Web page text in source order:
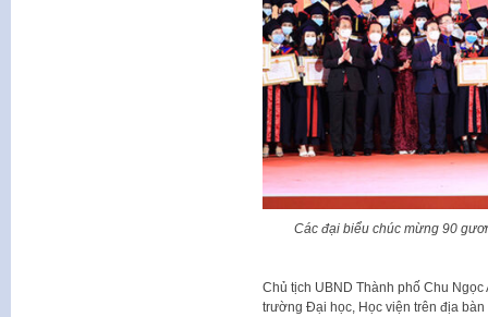
Các đại biểu chúc mừng 90
Chủ tịch UBND Thành phố Chu
trường Đại học, Học viện trên địa